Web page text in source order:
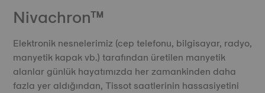
Nivachron™
Elektronik nesnelerimiz (cep telefonu, bilgisayar, radyo,
manyetik kapak vb.) tarafından üretilen manyetik
alanlar günlük hayatımızda her zamankinden daha
fazla yer aldığından, Tissot saatlerinin hassasiyetini